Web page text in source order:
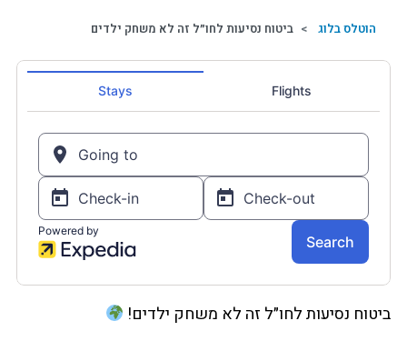
הוטלס בלוג > ביטוח נסיעות לחו״ל זה לא משחק ילדים
ביטוח נסיעות לחו״ל זה לא משחק ילדים!